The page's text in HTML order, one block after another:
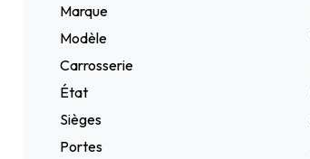
Marque
Modèle
Carrosserie
État
Sièges
Portes